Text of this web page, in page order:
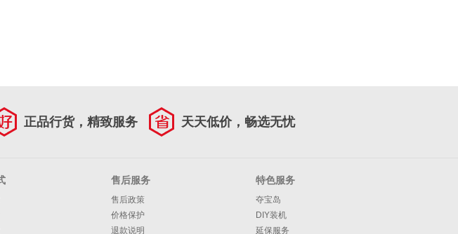
正品行货，精致服务 天天低价，畅选无忧
售后服务
售后政策
价格保护
退款说明
特色服务
夺宝岛
DIY装机
延保服务